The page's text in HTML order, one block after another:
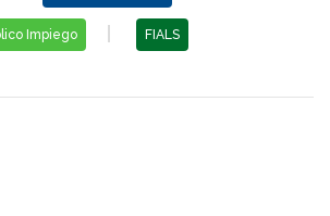
Impiego FIALS